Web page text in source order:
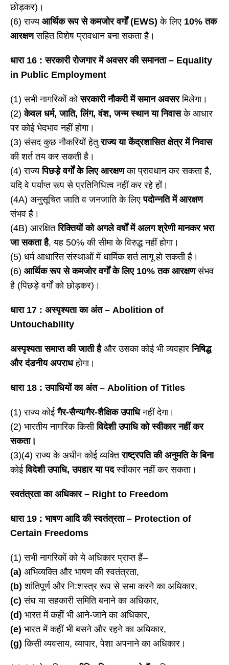
छोड़कर)।
(6) राज्य आर्थिक रूप से कमजोर वर्गों (EWS) के लिए 10% तक
आरक्षणसहित विशेष प्रावधान बना सकता है।
धारा 16 : सरकारी रोजगार में अवसर की समानता – Equality
in Public Employment
(1) सभी नागरिकों कोसरकारी नौकरी में समान अवसरमिलेगा।
(2)केवल धर्म, जाति, लिंग, वंश, जन्म स्थान या निवासके आधार
पर कोई भेदभाव नहीं होगा।
(3) संसद कुछ नौकरियों हेतुराज्य या केंद्रशासित क्षेत्र में निवास
की शर्त तय कर सकती है।
(4) राज्यपिछड़े वर्गों के लिए आरक्षणका प्रावधान कर सकता है,
यदि वे पर्याप्त रूप से प्रतिनिधित्व नहीं कर रहे हों।
(4A) अनुसूचित जाति व जनजाति के लिएपदोन्नति में आरक्षण
संभव है।
(4B) आरक्षितरिक्तियों को अगले वर्षों में अलग श्रेणी मानकर भरा
जा सकता है, यह 50% की सीमा के विरुद्ध नहीं होगा।
(5) धर्म आधारित संस्थाओं में धार्मिक शर्त लागू हो सकती है।
(6) आर्थिक रूप से कमजोर वर्गों के लिए 10% तक आरक्षणसंभव
है (पिछड़े वर्गों को छोड़कर)।
धारा 17 : अस्पृश्यता का अंत – Abolition of
Untouchability
अस्पृश्यता समाप्त की जाती हैऔर उसका कोई भी व्यवहारनिषिद्ध
और दंडनीय अपराधहोगा।
धारा 18 : उपाधियों का अंत – Abolition of Titles
(1) राज्य कोईगैर-सैन्य/गैर-शैक्षिक उपाधिनहीं देगा।
(2) भारतीय नागरिक किसीविदेशी उपाधि को स्वीकार नहीं कर
सकता।
(3)(4) राज्य के अधीन कोई व्यक्तिराष्ट्रपति की अनुमति के बिना
कोईविदेशी उपाधि, उपहार या पदस्वीकार नहीं कर सकता।
स्वतंत्रता का अधिकार – Right to Freedom
धारा 19 : भाषण आदि की स्वतंत्रता – Protection of
Certain Freedoms
(1) सभी नागरिकों को ये अधिकार प्राप्त हैं–
(a) अभिव्यक्ति और भाषण की स्वतंत्रता,
(b) शांतिपूर्ण और नि:शस्त्र रूप से सभा करने का अधिकार,
(c) संघ या सहकारी समिति बनाने का अधिकार,
(d) भारत में कहीं भी आने-जाने का अधिकार,
(e) भारत में कहीं भी बसने और रहने का अधिकार,
(g) किसी व्यवसाय, व्यापार, पेशा अपनाने का अधिकार।